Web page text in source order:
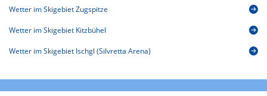
Wetter im Skigebiet Zugspitze
Wetter im Skigebiet Kitzbühel
Wetter im Skigebiet Ischgl (Silvretta Arena)